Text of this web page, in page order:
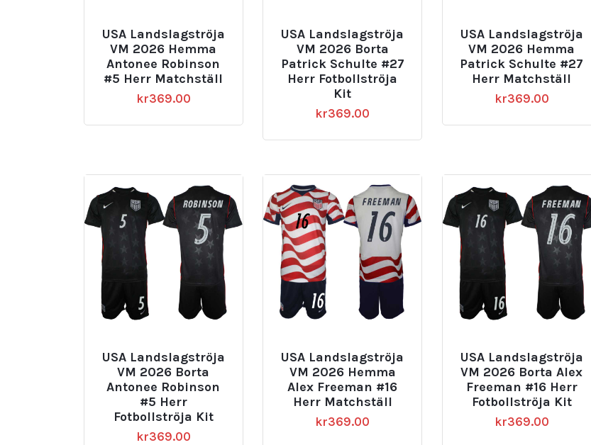
USA Landslagströja
VM 2026 Hemma
Antonee Robinson
#5 Herr Matchställ
kr369.00
USA Landslagströja
VM 2026 Borta
Patrick Schulte #27
Herr Fotbollströja
Kit
kr369.00
USA Landslagströja
VM 2026 Hemma
Patrick Schulte #27
Herr Matchställ
kr369.00
USA Landslagströja
VM 2026 Borta
Antonee Robinson
#5 Herr
Fotbollströja Kit
kr369.00
USA Landslagströja
VM 2026 Hemma
Alex Freeman #16
Herr Matchställ
kr369.00
USA Landslagströja
VM 2026 Borta Alex
Freeman #16 Herr
Fotbollströja Kit
kr369.00